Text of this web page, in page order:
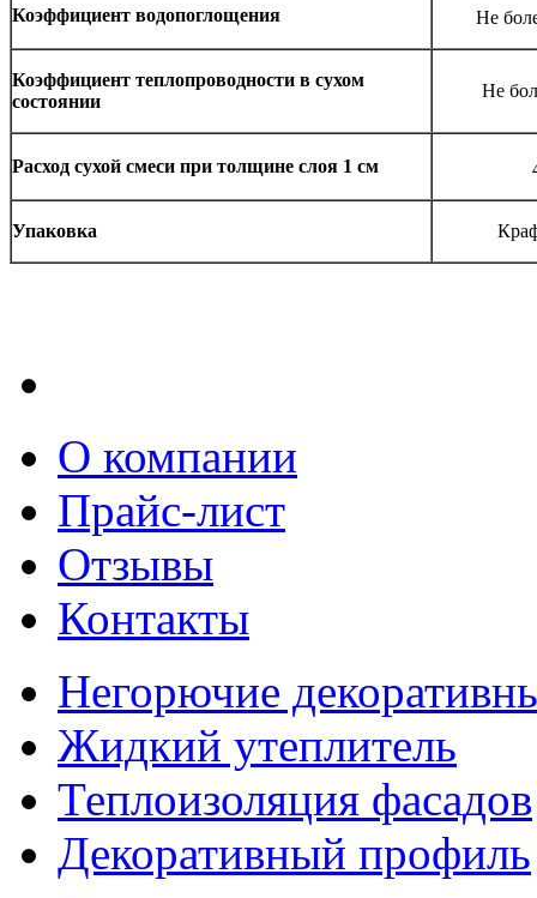
Коэффициент водопоглощения Не
Коэффициент теплопроводности в сухом
состоянии
Не
Расход сухой смеси при толщине слоя 1 см
Упаковка
О компании
Прайс-лист
Отзывы
Контакты
Негорючие
Жидкий утеплитель
Теплоизоляция фасадов
Декоративный профиль